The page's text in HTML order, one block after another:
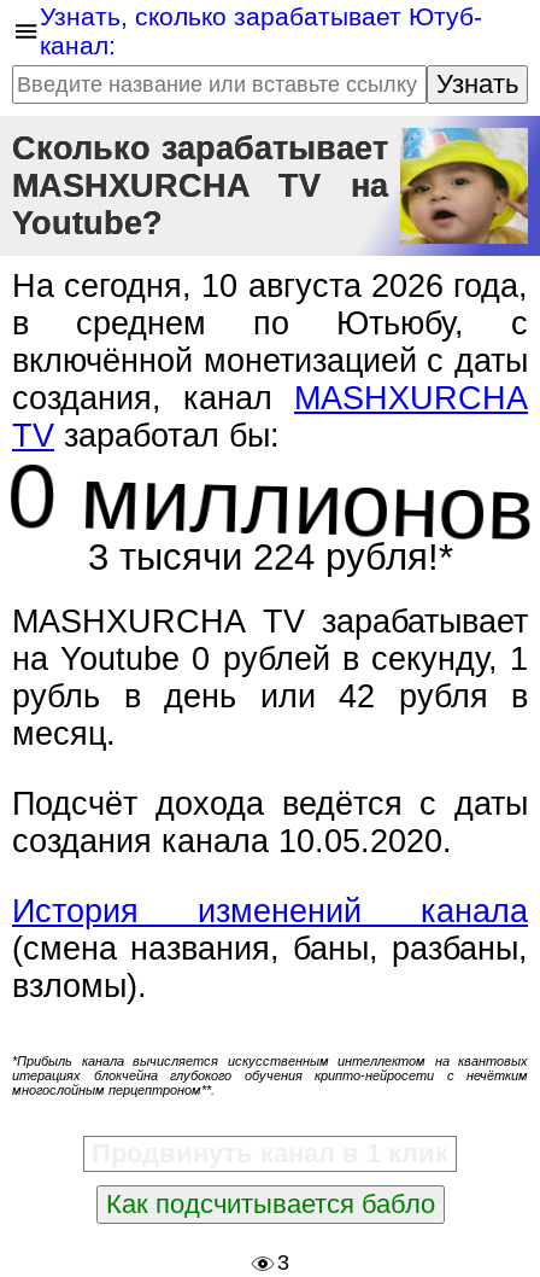
Узнать, сколько зарабатывает Ютуб-
канал:
Узнать
Сколько зарабатывает
MASHXURCHA TV на
Youtube?
На сегодня, 10 августа 2026 года,
в среднем по Ютьюбу, с
включённой монетизацией с даты
создания, канал MASHXURCHA
TV заработал бы:
0 миллионов
3 тысячи 224 рубля!*
MASHXURCHA TV зарабатывает
на Youtube 0 рублей в секунду, 1
рубль в день или 42 рубля в
месяц.
Подсчёт дохода ведётся с даты
создания канала 10.05.2020.
История изменений канала
(смена названия, баны, разбаны,
взломы).
*Прибыль канала вычисляется искусственным интеллектом на квантовых
итерациях блокчейна глубокого обучения крипто-нейросети с нечётким
многослойным перцептроном**.
Как подсчитывается бабло
3